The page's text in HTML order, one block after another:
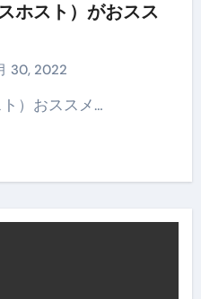
ホスト）がおスス
30, 2022
ト）おススメ…